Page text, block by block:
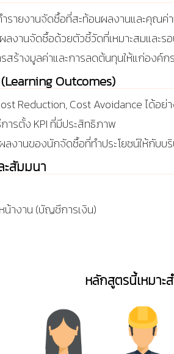
รายงานจัดซื้อที่สะท้อนผลงานและคุณค่
ลงานจัดซื้อด้วยตัวชี้วัดที่เหมาะสมและร
ร้างมูลค่าและการลดต้นทุนให้แก่องค์ก
Outcomes)
Reduction, Cost Avoidance ได้อ
ารตั้ง KPI ที่มีประสิทธิภาพ
ลงานของนักจัดซื้อที่ทำประโยชน์ให้กับบ
สัมมนา
างาน (บัญชีการเงิน)
หลักสูตรนี้เหมาะ